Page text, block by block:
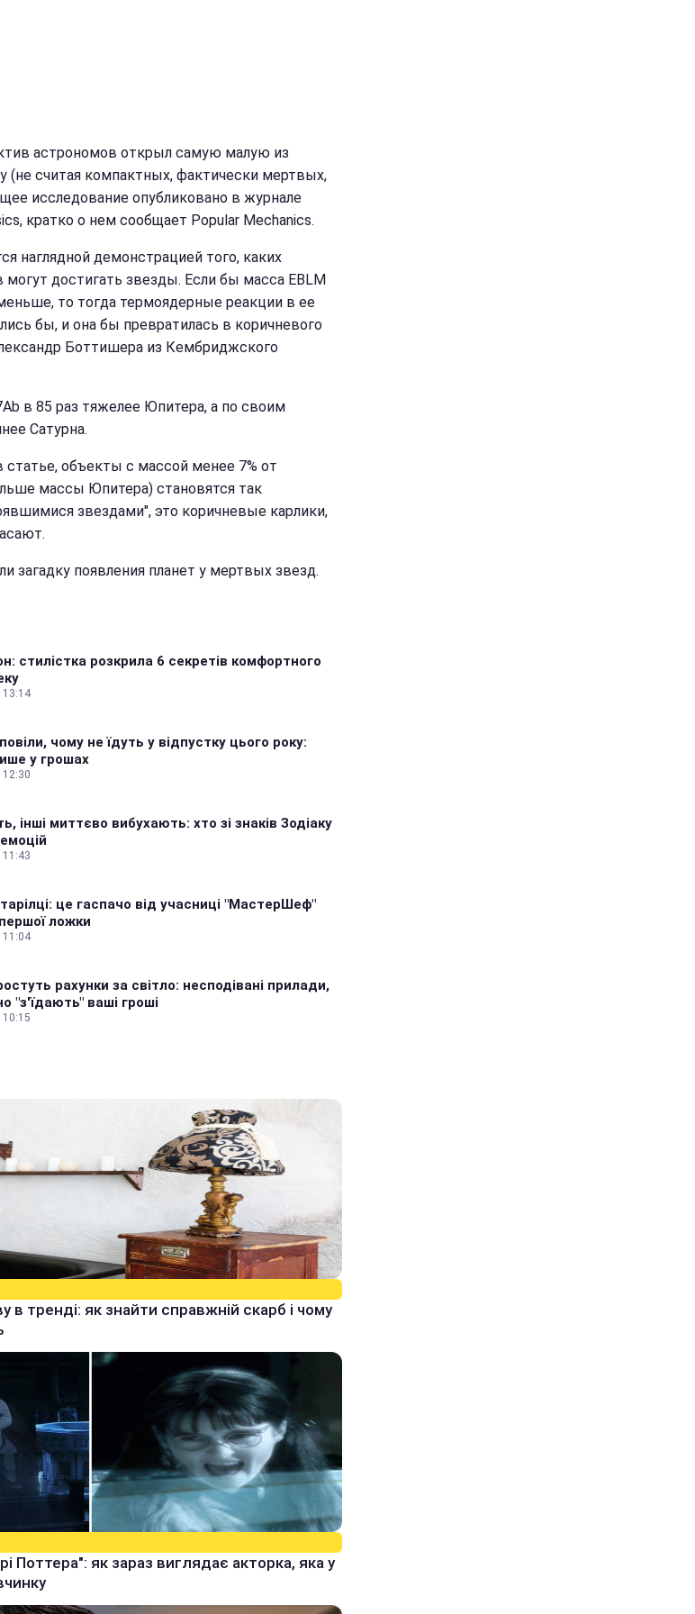
астрономов открыл самую малую из
(не считая компактных, фактически мертвых,
исследование опубликовано в журнале
кратко о нем сообщает Popular Mechanics.
наглядной демонстрацией того, каких
достигать звезды. Если бы масса EBLM
то тогда термоядерные реакции в ее
бы, и она бы превратилась в коричневого
Боттишера из Кембриджского
в 85 раз тяжелее Юпитера, а по своим
Сатурна.
объекты с массой менее 7% от
массы Юпитера) становятся так
звездами", это коричневые карлики,
загадку появления планет у мертвых звезд.
стилістка розкрила 6 секретів комфортного
13:14
чому не їдуть у відпустку цього року:
у грошах
12:30
інші миттєво вибухають: хто зі знаків Зодіаку
11:43
це гаспачо від учасниці "МастерШеф"
ложки
11:04
рахунки за світло: несподівані прилади,
"з'їдають" ваші гроші
10:15
в тренді: як знайти справжній скарб і чому
Поттера": як зараз виглядає акторка, яка у